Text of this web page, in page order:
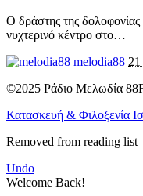
Ο δράστης της
νυχτερινό κέντρο στο…
melodia88
©2025 Ράδιο Μελωδία
Κατασκευή & Φιλοξενία
Removed from reading list
Undo
Welcome Back!